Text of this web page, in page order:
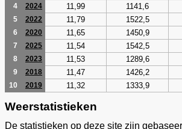
4 2024 11,99 1141,6
5 2022 11,79 1522,5
6 2020 11,65 1450,9
7 2025 11,54 1542,5
8 2023 11,53 1289,6
9 2018 11,47 1426,2
10 2019 11,32 1333,9
Weerstatistieken
De statistieken op deze site zijn